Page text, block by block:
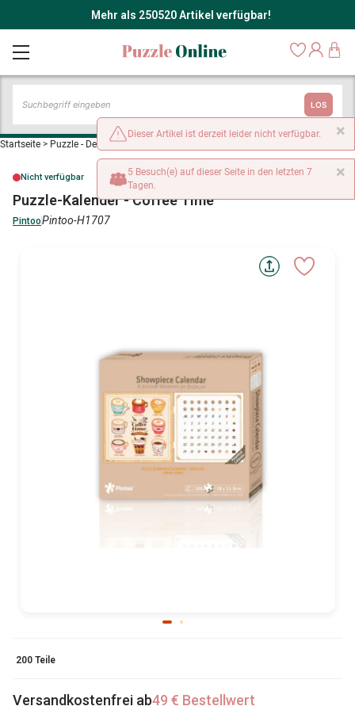
Mehr als 250520 Artikel verfügbar!
LOS
Startseite > Puzzle - Dekoration und Objekte
Nicht verfügbar
Puzzle-Kalender - Coffee Time
PintooPintoo-H1707
200 Teile
Versandkostenfrei ab49 € Bestellwert
×
Dieser Artikel ist derzeit leider nicht verfügbar.
×
5 Besuch(e) auf dieser Seite in den letzten 7
Tagen.